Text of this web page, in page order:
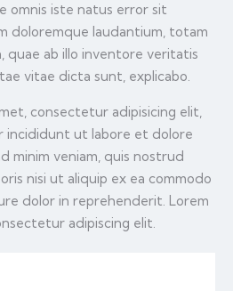
omnis iste natus error sit
doloremque laudantium, totam
quae ab illo inventore veritatis
vitae dicta sunt, explicabo.
consectetur adipisicing elit,
incididunt ut labore et dolore
minim veniam, quis nostrud
nisi ut aliquip ex ea commodo
dolor in reprehenderit. Lorem
adipiscing elit.